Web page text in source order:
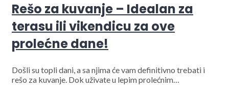
Rešo za kuvanje – Idealan za
terasu ili vikendicu za ove
prolećne dane!
Došli su topli dani, a sa njima će vam definitivno trebati i
rešo za kuvanje. Dok uživate u lepim prolećnim…